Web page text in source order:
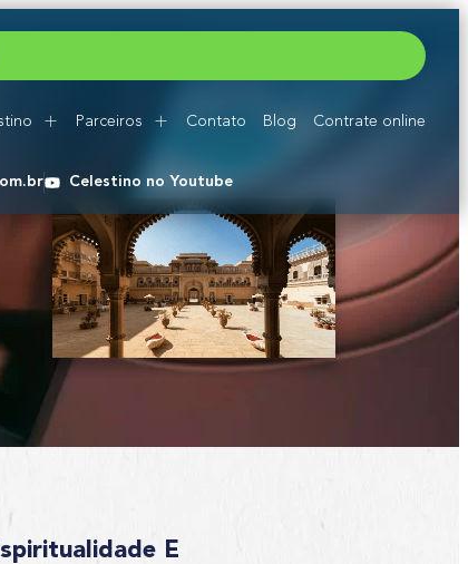
Parceiros Contato Blog Contrate online
Celestino no Youtube
E